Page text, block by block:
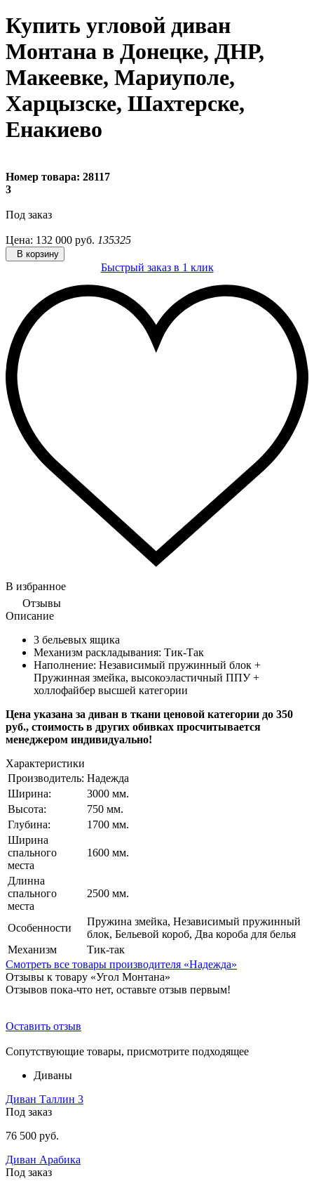
Купить угловой диван
Монтана в Донецке, ДНР,
Макеевке, Мариуполе,
Харцызске, Шахтерске,
Енакиево
Номер товара: 28117
3
Под заказ
Цена: 132 000 руб. 135325
В корзину
Быстрый заказ в 1 клик
В избранное
Отзывы
Описание
3 бельевых ящика
Механизм раскладывания: Тик-Так
Наполнение: Независимый пружинный блок +
Пружинная змейка, высокоэластичный ППУ +
холлофайбер высшей категории
Цена указана за диван в ткани ценовой категории до 350
руб., стоимость в других обивках просчитывается
менеджером индивидуально!
Характеристики
Производитель: Надежда
Ширина:
3000 мм.
Высота:
750 мм.
Глубина:
1700 мм.
Ширина
спального
места
1600 мм.
Длинна
спального
места
2500 мм.
Особенности
Пружина змейка, Независимый пружинный
блок, Бельевой короб, Два короба для белья
Механизм
Тик-так
Смотреть все товары производителя «Надежда»
Отзывы к товару «Угол Монтана»
Отзывов пока-что нет, оставьте отзыв первым!
Оставить отзыв
Сопутствующие товары, присмотрите подходящее
Диваны
Диван Таллин 3
Под заказ
76 500 руб.
Диван Арабика
Под заказ